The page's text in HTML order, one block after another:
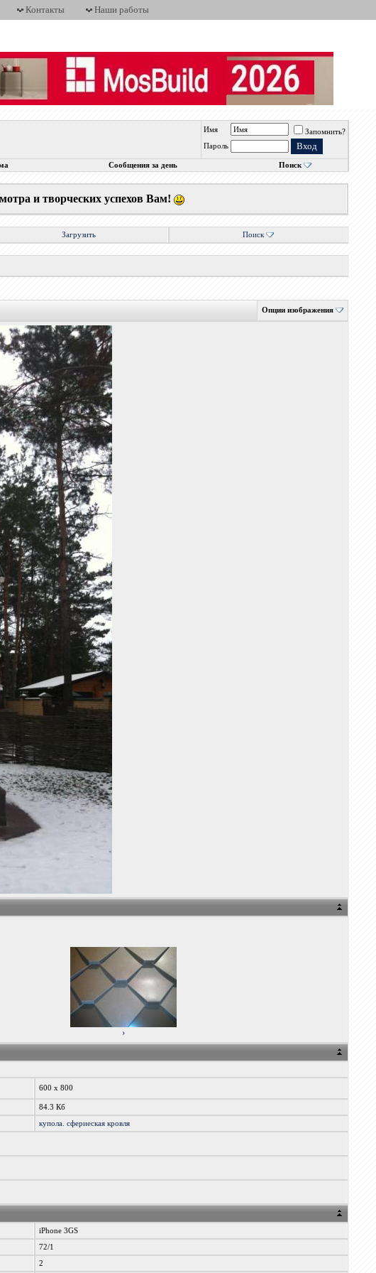
Контакты Наши работы
Имя
Запомнить?
Пароль
Сообщения за день Поиск
и творческих успехов Вам!
Загрузить Поиск
Опции изображения
›
600 x 800
84.3 Кб
купола. сфериеская кровля
iPhone 3GS
72/1
2